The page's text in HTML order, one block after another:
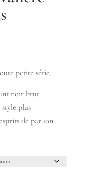
petite série.
noir brut.
plus
de par son